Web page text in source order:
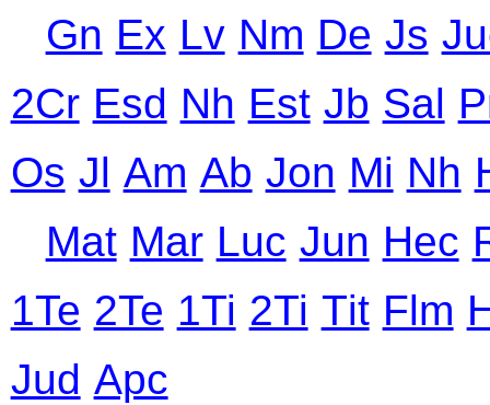
Gn Ex Lv Nm De Js
2Cr Еsd Nh Еst Jb Sal
Оs Jl Аm Ab Jon Mi Nh
Mat Mar Luc Jun Hec
1Te 2Te 1Ti 2Ti Тit Flm
Jud Apc